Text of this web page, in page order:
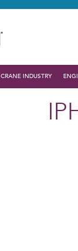
CRANE INDUSTRY